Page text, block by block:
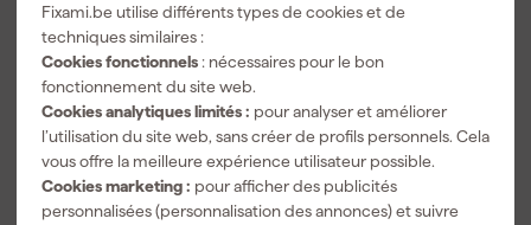
Fixami.be utilise différents types de cookies et de
techniques similaires :
Cookies fonctionnels : nécessaires pour le bon
fonctionnement du site web.
Cookies analytiques limités : pour analyser et améliorer
l’utilisation du site web, sans créer de profils personnels. Cela
vous offre la meilleure expérience utilisateur possible.
Cookies marketing : pour afficher des publicités
personnalisées (personnalisation des annonces) et suivre
Prix conseillé 200,00
159,80
TTC
DW084 /
DW088
57,97
TTC
127